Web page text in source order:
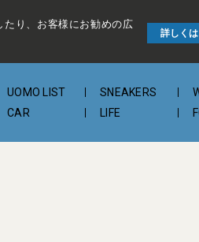
たり、お客様にお勧めの広
詳しく
UOMO LIST SNEAKERS
CAR LIFE